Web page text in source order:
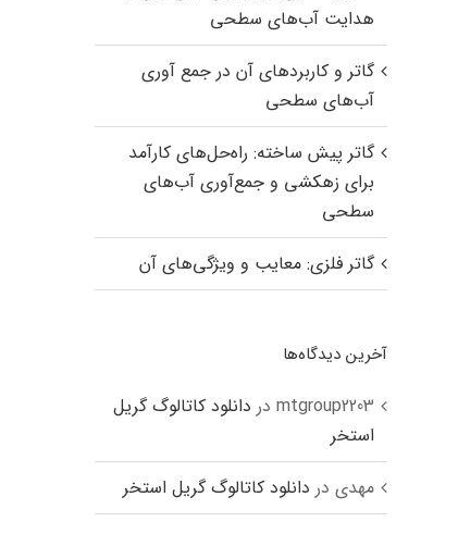
هدایت آب‌های سطحی
گاتر و کاربردهای آن در جمع آوری
آب‌های سطحی
گاتر پیش ساخته: راه‌حل‌های کارآمد
برای زهکشی و جمع‌آوری آب‌های
سطحی
گاتر فلزی: معایب و ویژگی‌های آن
آخرین دیدگاه‌ها
mtgroup2203در دانلود کاتالوگ گریل
استخر
مهدیدر دانلود کاتالوگ گریل استخر